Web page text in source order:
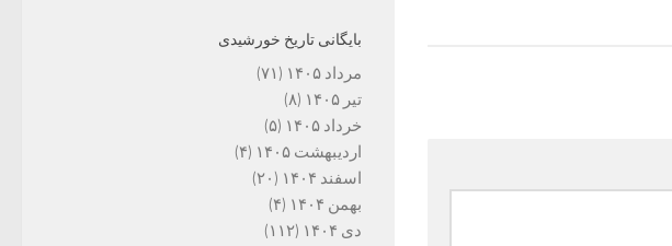
بایگانی تاریخ خورشیدی
مرداد ۱۴۰۵
(۷۱)
تیر ۱۴۰۵
(۸)
خرداد ۱۴۰۵
(۵)
اردیبهشت ۱۴۰۵
(۴)
اسفند ۱۴۰۴
(۲۰)
بهمن ۱۴۰۴
(۴)
دی ۱۴۰۴
(۱۱۲)